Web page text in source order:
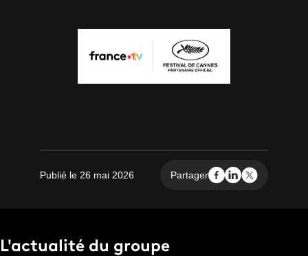
Publié le 26 mai 2026 Partager
L'actualité du groupe